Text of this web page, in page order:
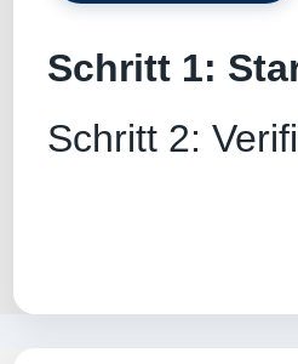
Schritt 1:
Schritt 2: